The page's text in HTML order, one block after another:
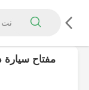
مفتاح سيارة